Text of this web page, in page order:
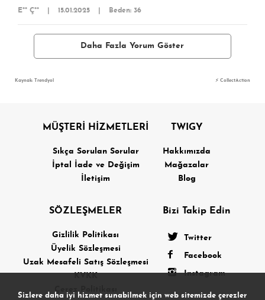
E** Ç** 15.01.2025 Beden: 36
Daha Fazla Yorum Göster
Kaynak: Trendyol ⚡ CollectAction
MÜŞTERİ HİZMETLERİ
Sıkça Sorulan Sorular
İptal İade ve Değişim
İletişim
TWIGY
Hakkımızda
Mağazalar
Blog
SÖZLEŞMELER
Gizlilik Politikası
Üyelik Sözleşmesi
Uzak Mesafeli Satış Sözleşmesi
Bizi Takip Edin
Twitter
Facebook
Instagram
Sizlere daha iyi hizmet sunabilmek için web sitemizde çerezler